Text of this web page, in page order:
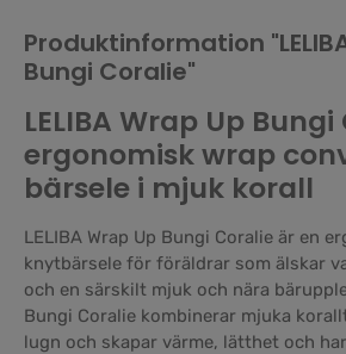
Produktinformation
Bungi Coralie"
LELIBA Wrap Up
ergonomisk wrap
bärsele i mjuk korall
LELIBA Wrap Up Bungi Coralie är en
knytbärsele för föräldrar som älskar
och en särskilt mjuk och nära
Bungi Coralie kombinerar mjuka
lugn och skapar värme, lätthet och